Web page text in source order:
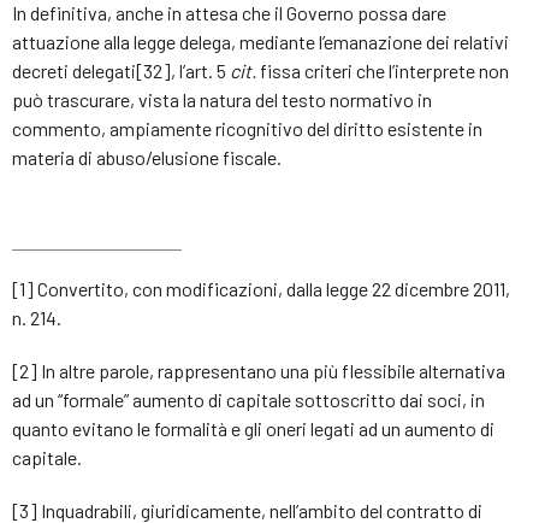
In definitiva, anche in attesa che il Governo possa dare
attuazione alla legge delega, mediante l’emanazione dei relativi
decreti delegati[32], l’art. 5 cit. fissa criteri che l’interprete non
può trascurare, vista la natura del testo normativo in
commento, ampiamente ricognitivo del diritto esistente in
materia di abuso/elusione fiscale.
[1] Convertito, con modificazioni, dalla legge 22 dicembre 2011,
n. 214.
[2] In altre parole, rappresentano una più flessibile alternativa
ad un “formale” aumento di capitale sottoscritto dai soci, in
quanto evitano le formalità e gli oneri legati ad un aumento di
capitale.
[3] Inquadrabili, giuridicamente, nell’ambito del contratto di